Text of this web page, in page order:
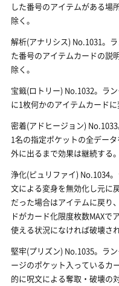
した番号のアイテムがある場
除く。
解析(アナリシス) No.1031。
た番号のアイテムカードの説
除く。
宝籤(ロトリー) No.1032。ラ
に1枚何かのアイテムカードに
密着(アドヒージョン)
1名の指定ポケットの全デー
外に出るまで効果は継続する。
浄化(ピュリファイ) No.1034
文による変身を無効化し元に
だった場合はアイテムに戻り
ドがカード化限度枚数MAX
使える状況になければ破壊され
堅牢(プリズン) No.1035。ラ
ージのポケット入っているカ
的に呪文による奪取・破壊の